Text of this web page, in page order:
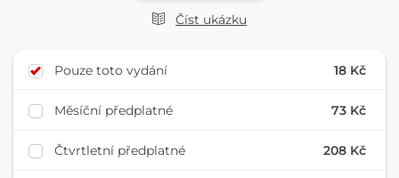
Číst ukázku
Pouze toto vydání 18 Kč
Měsíční předplatné 73 Kč
Čtvrtletní předplatné 208 Kč